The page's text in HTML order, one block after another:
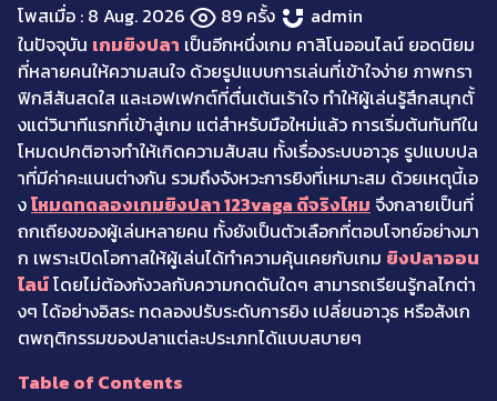
โพสเมื่อ : 8 Aug. 2026 89 ครั้ง
admin
ในปัจจุบัน เกมยิงปลา เป็นอีกหนึ่งเกม คาสิโนออนไลน์ ยอดนิยม
ที่หลายคนให้ความสนใจ ด้วยรูปแบบการเล่นที่เข้าใจง่าย ภาพกรา
ฟิกสีสันสดใส และเอฟเฟกต์ที่ตื่นเต้นเร้าใจ ทำให้ผู้เล่นรู้สึกสนุกตั้
งแต่วินาทีแรกที่เข้าสู่เกม แต่สำหรับมือใหม่แล้ว การเริ่มต้นทันทีใน
โหมดปกติอาจทำให้เกิดความสับสน ทั้งเรื่องระบบอาวุธ รูปแบบปล
าที่มีค่าคะแนนต่างกัน รวมถึงจังหวะการยิงที่เหมาะสม ด้วยเหตุนี้เอ
งโหมดทดลองเกมยิงปลา123vaga ดีจริงไหม จึงกลายเป็นที่
ถกเถียงของผู้เล่นหลายคน ทั้งยังเป็นตัวเลือกที่ตอบโจทย์อย่างมา
ก เพราะเปิดโอกาสให้ผู้เล่นได้ทำความคุ้นเคยกับเกม ยิงปลาออน
ไลน์โดยไม่ต้องกังวลกับความกดดันใดๆ สามารถเรียนรู้กลไกต่า
งๆ ได้อย่างอิสระ ทดลองปรับระดับการยิง เปลี่ยนอาวุธ หรือสังเก
ตพฤติกรรมของปลาแต่ละประเภทได้แบบสบายๆ
Table of Contents